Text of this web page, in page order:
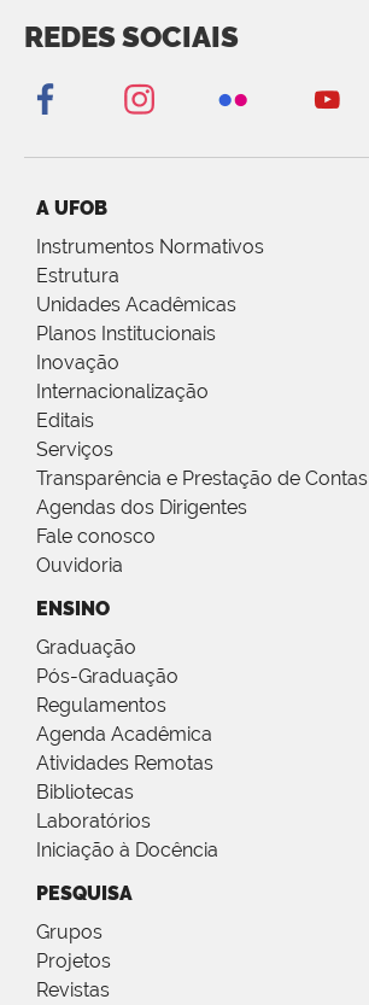
REDES SOCIAIS
A UFOB
Instrumentos Normativos
Estrutura
Unidades Acadêmicas
Planos Institucionais
Inovação
Internacionalização
Editais
Serviços
Transparência e Prestação de Contas
Agendas dos Dirigentes
Fale conosco
Ouvidoria
ENSINO
Graduação
Pós-Graduação
Regulamentos
Agenda Acadêmica
Atividades Remotas
Bibliotecas
Laboratórios
Iniciação à Docência
PESQUISA
Grupos
Projetos
Revistas